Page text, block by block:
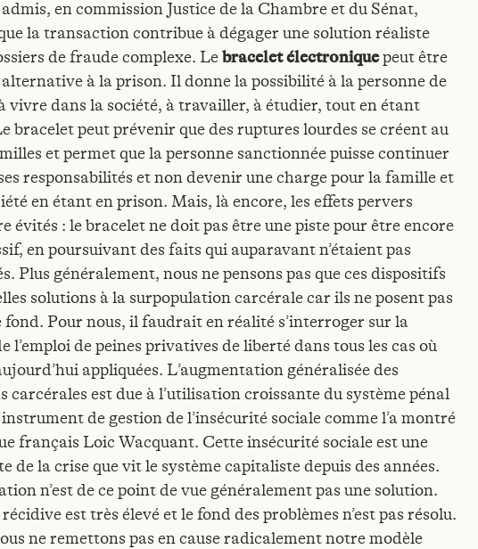
en commission Justice de la Chambre et du Sénat,
la transaction contribue à dégager une solution réaliste
de fraude complexe. Lebracelet électroniquepeut être
à la prison. Il donne la possibilité à la personne de
vivre dans la société, à travailler, à étudier, tout en étant
bracelet peut prévenir que des ruptures lourdes se créent au
et permet que la personne sanctionnée puisse continuer
responsabilités et non devenir une charge pour la famille et
en étant en prison. Mais, là encore, les effets pervers
évités : le bracelet ne doit pas être une piste pour être encore
en poursuivant des faits qui auparavant n’étaient pas
Plus généralement, nous ne pensons pas que ces dispositifs
solutions à la surpopulation carcérale car ils ne posent pas
fond. Pour nous, il faudrait en réalité s’interroger sur la
l’emploi de peines privatives de liberté dans tous les cas où
appliquées. L’augmentation généralisée des
carcérales est due à l’utilisation croissante du système pénal
de gestion de l’insécurité sociale comme l’a montré
français Loic Wacquant. Cette insécurité sociale est une
de la crise que vit le système capitaliste depuis des années.
n’est de ce point de vue généralement pas une solution.
est très élevé et le fond des problèmes n’est pas résolu.
ne remettons pas en cause radicalement notre modèle